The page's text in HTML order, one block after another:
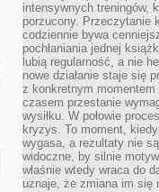
intensywnych treningów,
porzucony. Przeczytanie
codziennie bywa
pochłaniania jednej
lubią regularność, a nie
nowe działanie staje się
z konkretnym
czasem przestanie
wysiłku. W połowie
kryzys. To moment,
wygasa, a rezultaty nie
widoczne, by silnie
właśnie wtedy wraca do
uznaje, że zmiana im się